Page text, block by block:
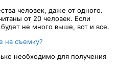
человек, даже от одного.
от 20 человек. Если
не много выше, вот и все.
на съемку?
необходимо для получения